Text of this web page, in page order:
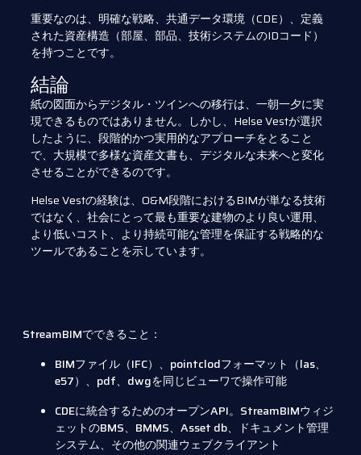
重要なのは、明確な戦略、共通データ環境（CDE）、定義
された資産構造（部屋、部品、技術システムのIDコード）
を持つことです。
結論
紙の図面からデジタル・ツインへの移行は、一朝一夕に実
現できるものではありません。しかし、Helse Vestが選択
したように、段階的かつ実用的なアプローチをとること
で、大規模で多様な資産文書も、デジタルな未来へと変化
させることができるのです。
Helse Vestの経験は、O&M段階におけるBIMが単なる技術
ではなく、社会にとって最も重要な建物のより良い運用、
より低いコスト、より持続可能な管理を保証する戦略的な
ツールであることを示しています。
StreamBIMでできること：
BIMファイル（IFC）、pointclodフォーマット（las、
e57）、pdf、dwgを同じビューワで操作可能
CDEに統合するためのオープンAPI。StreamBIMウィジ
ェットのBMS、BMMS、Asset db、ドキュメント管理
システム、その他の関連ウェブクライアント